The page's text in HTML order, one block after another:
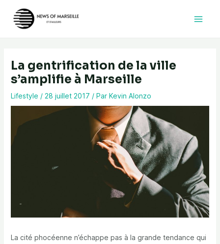
contenu
La gentrification de la ville
s’amplifie à Marseille
Lifestyle / 28 juillet 2017 / Par Kevin Alonzo
La cité phocéenne n’échappe pas à la grande tendance qui